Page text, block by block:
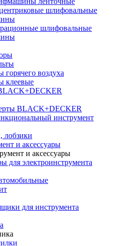
шлифовальные
шлифовальные
горячего воздуха
клеевые
BLACK+DECKER
инструмент
и аксессуары
и аксессуары
для электроинструмента
для инструмента